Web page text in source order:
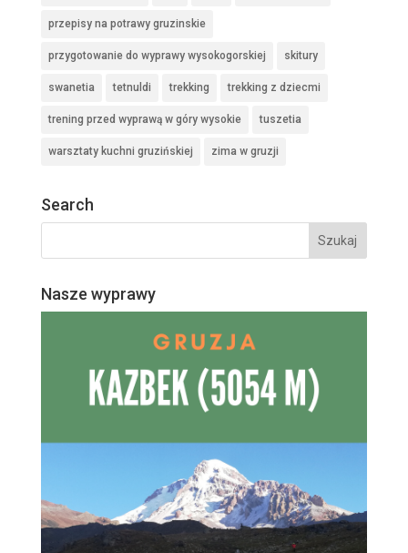
przepisy na potrawy gruzinskie
przygotowanie do wyprawy wysokogorskiej skitury
swanetia tetnuldi trekking trekking z dziecmi
trening przed wyprawą w góry wysokie tuszetia
warsztaty kuchni gruzińskiej zima w gruzji
Search
Nasze wyprawy